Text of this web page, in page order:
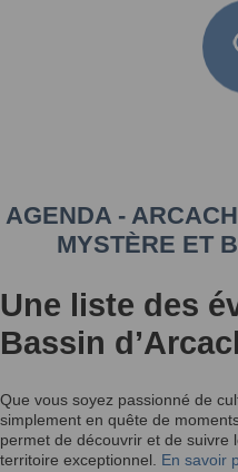
AGENDA -
MYSTÈRE ET
Une liste des
Bassin
Que vous soyez passionné de
simplement en quête de
permet de découvrir et de suivre
territoire exceptionnel. En savoir